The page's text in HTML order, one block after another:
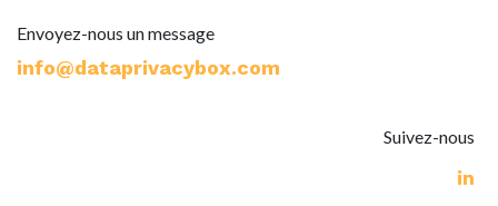
Envoyez-nous un message
info@dataprivacybox.com​
Suivez-nous